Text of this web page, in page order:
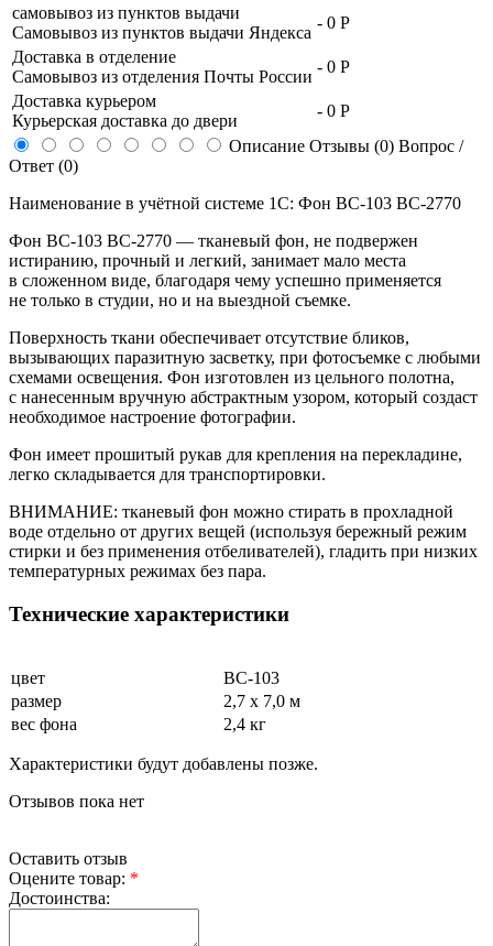
самовывоз из пунктов выдачи
Самовывоз из пунктов выдачи Яндекса
- 0 Р
Доставка в отделение
Самовывоз из отделения Почты России
- 0 Р
Доставка курьером
Курьерская доставка до двери
- 0 Р
Описание Отзывы (0) Вопрос /
Ответ (0)
Наименование в учётной системе 1С: Фон BC-103 BC-2770
Фон BC-103 ВС-2770 — тканевый фон, не подвержен
истиранию, прочный и легкий, занимает мало места
в сложенном виде, благодаря чему успешно применяется
не только в студии, но и на выездной съемке.
Поверхность ткани обеспечивает отсутствие бликов,
вызывающих паразитную засветку, при фотосъемке с любыми
схемами освещения. Фон изготовлен из цельного полотна,
с нанесенным вручную абстрактным узором, который создаст
необходимое настроение фотографии.
Фон имеет прошитый рукав для крепления на перекладине,
легко складывается для транспортировки.
ВНИМАНИЕ: тканевый фон можно стирать в прохладной
воде отдельно от других вещей (используя бережный режим
стирки и без применения отбеливателей), гладить при низких
температурных режимах без пара.
Технические характеристики
цвет
BC-103
размер
2,7 х 7,0 м
вес фона
2,4 кг
Характеристики будут добавлены позже.
Отзывов пока нет
Оставить отзыв
Оцените товар: *
Достоинства: